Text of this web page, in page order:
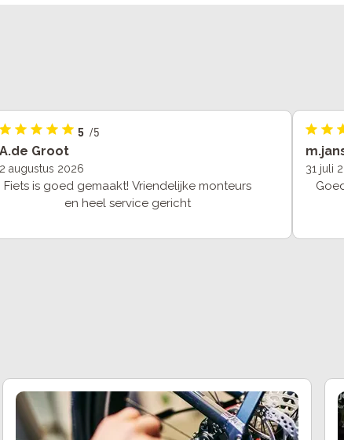
5 /5
A.de Groot
2 augustus 2026
Fiets is goed gemaakt! Vriendelijke monteurs
en heel service gericht
31 juli